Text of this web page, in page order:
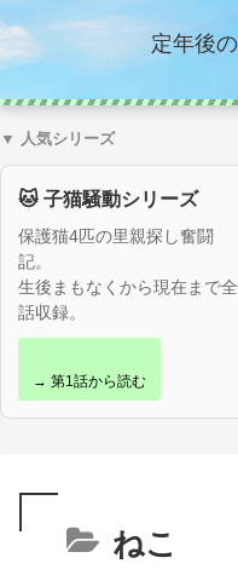
定年後
▼ 人気シリーズ
🐱 子猫騒動シリーズ
保護猫4匹の里親探し奮闘
記。
生後まもなくから現在まで全
話収録。
→ 第1話から読む
ねこ